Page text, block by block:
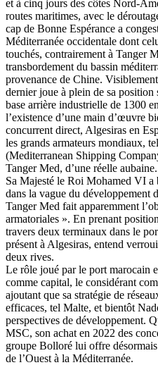
et à cinq jours des côtes Nord-
routes maritimes, avec le
cap de Bonne Espérance a
Méditerranée occidentale dont
touchés, contrairement à Tanger
transbordement du bassin
provenance de Chine.
dernier joue à plein de sa
base arrière industrielle de 1300
l’existence d’une main d’œuvre
concurrent direct, Algesiras en
les grands armateurs mondiaux,
(Mediterranean Shipping
Tanger Med, d’une réelle aubaine.
Sa Majesté le Roi Mohamed VI a
dans la vague du développement
Tanger Med fait apparemment
armatoriales ». En prenant
travers deux terminaux dans le
présent à Algesiras, entend
deux rives.
Le rôle joué par le port marocain
comme capital, le considérant
ajoutant que sa stratégie de
efficaces, tel Malte, et bientôt
perspectives de développement.
MSC, son achat en 2022 des
groupe Bolloré lui offre
de l’Ouest à la Méditerranée.